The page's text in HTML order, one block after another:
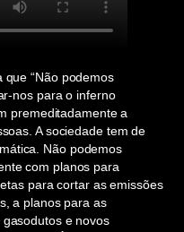
que “Não podemos
nos para o inferno
premeditadamente a
A sociedade tem de
Não podemos
com planos para
para cortar as emissões
a planos para as
e novos